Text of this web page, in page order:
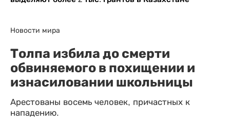
Новости мира
Толпа избила до смерти
обвиняемого в похищении и
изнасиловании школьницы
Арестованы восемь человек, причастных к
нападению.